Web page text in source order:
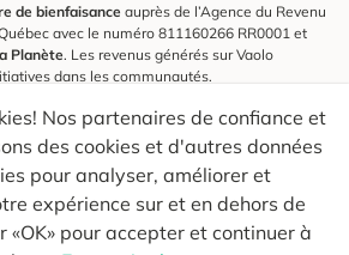
Nos partenaires de confiance et
des cookies et d'autres données
pour analyser, améliorer et
expérience sur et en dehors de
«OK» pour accepter et continuer à
de bienfaisance auprès de l’Agence du Revenu
avec le numéro 811160266 RR0001 et
Planète. Les revenus générés sur Vaolo
dans les communautés.
suivre nos explorateurs et recevoir des
plus conscients.
Envoyer